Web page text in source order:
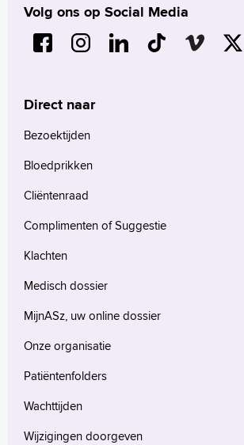
Volg ons op Social Media
Direct naar
Bezoektijden
Bloedprikken
Cliëntenraad
Complimenten of Suggestie
Klachten
Medisch dossier
MijnASz, uw online dossier
Onze organisatie
Patiëntenfolders
Wachttijden
Wijzigingen doorgeven